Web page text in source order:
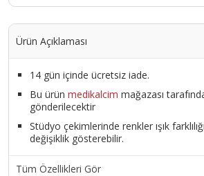
Ürün Açıklaması
14 gün içinde ücretsiz iade.
Bu ürün medikalcim mağazası
gönderilecektir
Stüdyo çekimlerinde renkler ışık
değişiklik gösterebilir.
Tüm Özellikleri Gör